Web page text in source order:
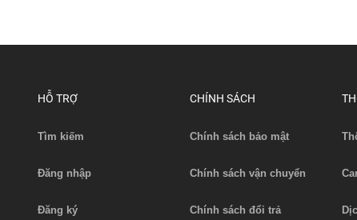
HỖ TRỢ
Tìm kiếm
Đăng nhập
Đăng ký
CHÍNH SÁCH
Chính sách bảo mật
Chính sách vận chuyển
Chính sách đổi trả